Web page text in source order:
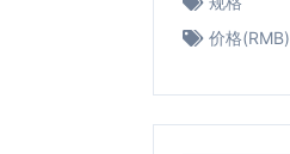
价格(RMB)